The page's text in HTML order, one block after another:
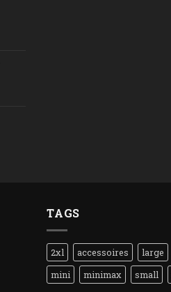
TAGS
2xl accessoires large
mini
minimax small